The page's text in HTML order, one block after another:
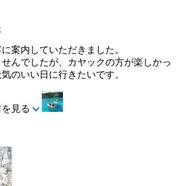
案内していただきました。
んでしたが、カヤックの方が楽しかっ
のいい日に行きたいです。
見る